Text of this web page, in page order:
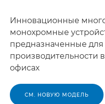
Инновационные
монохромные
предназначенные
производительности
офисах
СМ. НОВУЮ МОДЕЛЬ